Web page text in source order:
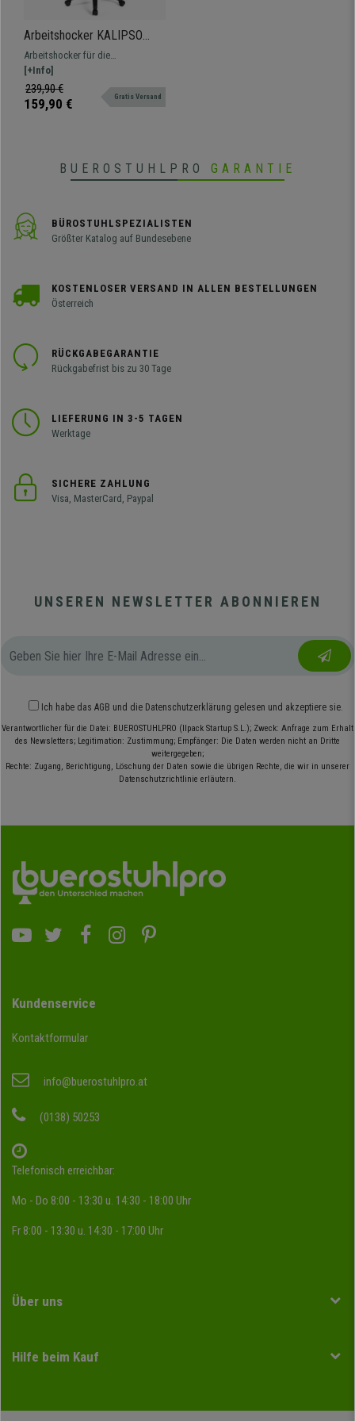
Arbeitshocker KALIPSO
LEDER OHNE ARMLEHNE,
verstellbare Rückenlehnen,
dicke Polsterung, Farbe Blau
Arbeitshocker für die
professionelle Beschäftigung in
Lederbezug. Verstellbar, mit
Fußablage, widerstandsfähig und
[+Info]
239,90 €
159,90 € Gratis Versand
BUEROSTUHLPRO GARANTIE
BÜROSTUHLSPEZIALISTEN
Größter Katalog auf Bundesebene
KOSTENLOSER VERSAND IN ALLEN BESTELLUNGEN
Österreich
RÜCKGABEGARANTIE
Rückgabefrist bis zu 30 Tage
LIEFERUNG IN 3-5 TAGEN
Werktage
SICHERE ZAHLUNG
Visa, MasterCard, Paypal
UNSEREN NEWSLETTER ABONNIEREN
Ich habe das AGB und die Datenschutzerklärung gelesen und akzeptiere sie.
Verantwortlicher für die Datei: BUEROSTUHLPRO (Ilpack Startup S.L.); Zweck: Anfrage zum Erhalt
des Newsletters; Legitimation: Zustimmung; Empfänger: Die Daten werden nicht an Dritte
weitergegeben;
Rechte: Zugang, Berichtigung, Löschung der Daten sowie die übrigen Rechte, die wir in unserer
Datenschutzrichtlinie erläutern.
Kundenservice
Kontaktformular
info@buerostuhlpro.at
(0138) 50253
Telefonisch erreichbar:
Mo - Do 8:00 - 13:30 u. 14:30 - 18:00 Uhr
Fr 8:00 - 13:30 u. 14:30 - 17:00 Uhr
Über uns
Hilfe beim Kauf